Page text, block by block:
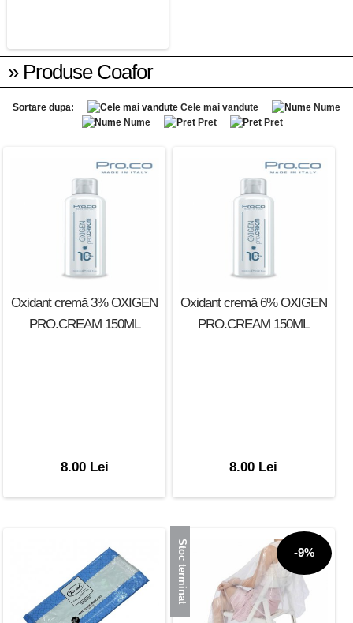
» Produse Coafor
Sortare dupa: Cele mai vandute
Nume
Nume
Pret Pret
Oxidant cremă 3% OXIGEN
PRO.CREAM 150ML
8.00 Lei
Oxidant cremă 6% OXIGEN
PRO.CREAM 150ML
8.00 Lei
Stoc terminat -9%